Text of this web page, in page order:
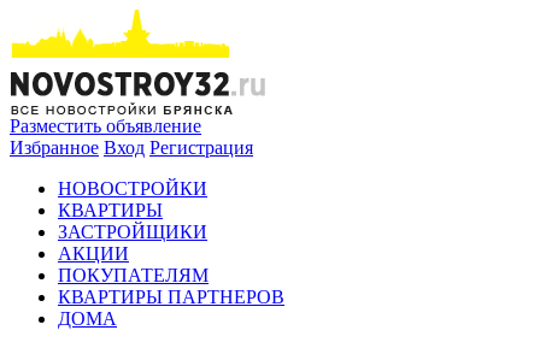
Разместить объявление
Избранное Вход Регистрация
НОВОСТРОЙКИ
КВАРТИРЫ
ЗАСТРОЙЩИКИ
АКЦИИ
ПОКУПАТЕЛЯМ
КВАРТИРЫ ПАРТНЕРОВ
ДОМА